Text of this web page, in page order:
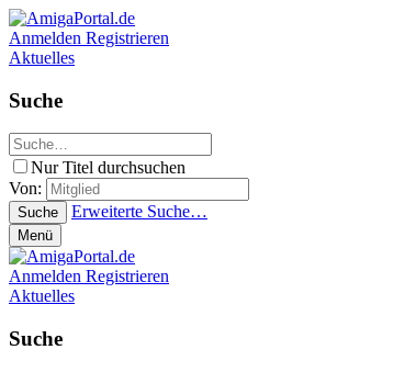
Anmelden Registrieren
Aktuelles
Suche
Nur Titel durchsuchen
Von:
Suche Erweiterte Suche…
Menü
Anmelden Registrieren
Aktuelles
Suche